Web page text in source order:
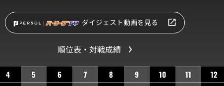
ダイジェスト動画を見る
順位表・対戦成績
4 5 6 7 8 9 10 11 12